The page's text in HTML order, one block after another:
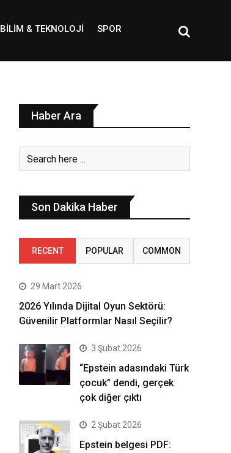
BILIM & TEKNOLOJI SPOR
Haber Ara
Son Dakika Haber
RECENT POPULAR COMMON
29 Mart 2026
2026 Yılında Dijital Oyun Sektörü:
Güvenilir Platformlar Nasıl Seçilir?
3 Şubat 2026
“Epstein adasındaki Türk
çocuk” dendi, gerçek
çok diğer çıktı
2 Şubat 2026
Epstein belgesi PDF: